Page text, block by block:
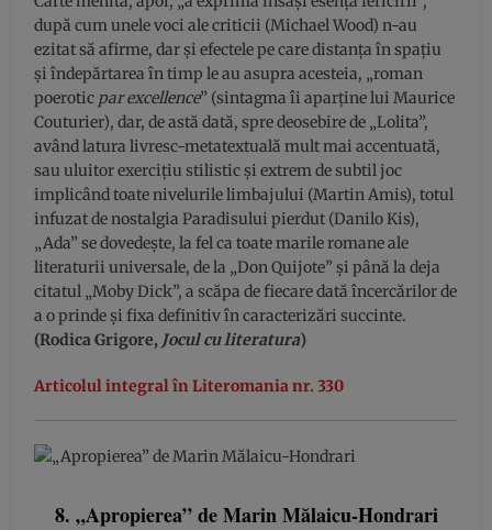
după cum unele voci ale criticii (Michael Wood) n-au
ezitat să afirme, dar şi efectele pe care distanţa în spaţiu
şi îndepărtarea în timp le au asupra acesteia, „roman
poerotic par excellence” (sintagma îi aparţine lui Maurice
Couturier), dar, de astă dată, spre deosebire de „Lolita”,
având latura livresc-metatextuală mult mai accentuată,
sau uluitor exerciţiu stilistic şi extrem de subtil joc
implicând toate nivelurile limbajului (Martin Amis), totul
infuzat de nostalgia Paradisului pierdut (Danilo Kis),
„Ada” se dovedeşte, la fel ca toate marile romane ale
literaturii universale, de la „Don Quijote” şi până la deja
citatul „Moby Dick”, a scăpa de fiecare dată încercărilor de
a o prinde şi fixa definitiv în caracterizări succinte.
(Rodica Grigore, Jocul cu literatura)
Articolul integral în Literomania nr. 330
8. „Apropierea” de Marin Mălaicu-Hondrari